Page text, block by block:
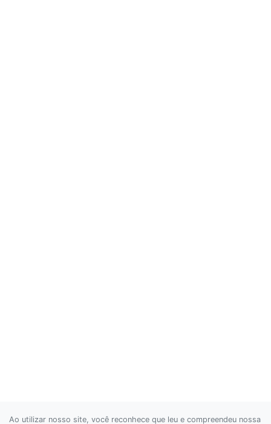
Ao utilizar nosso site, você reconhece que leu e compreendeu nossa